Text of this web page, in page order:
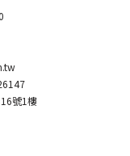
號1樓